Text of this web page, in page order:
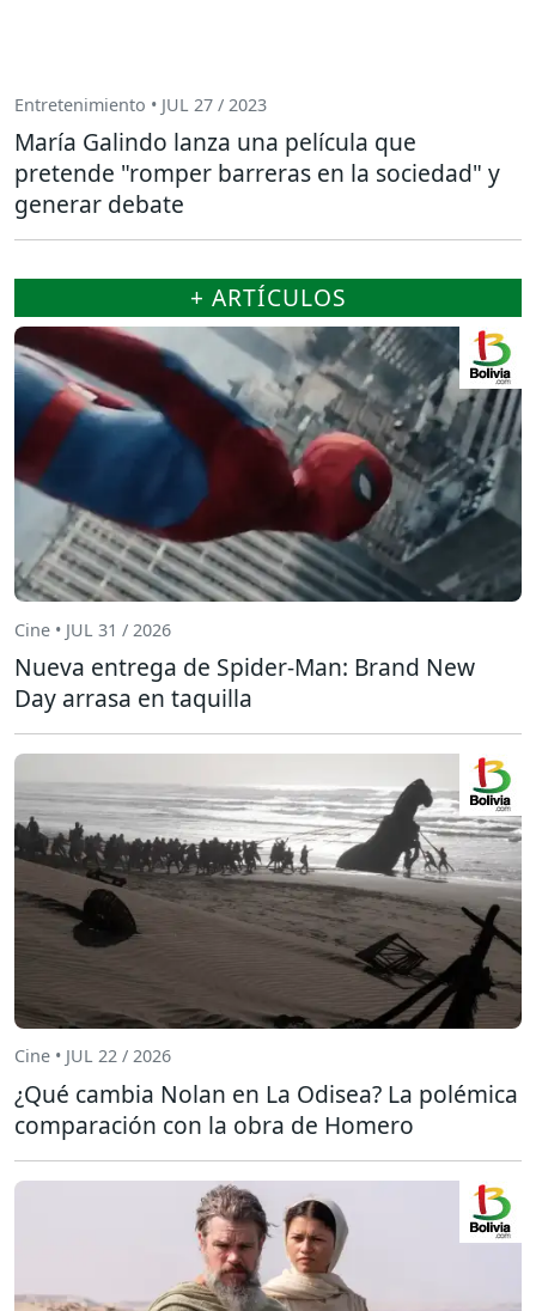
Entretenimiento • JUL 27 / 2023
María Galindo lanza una película que
pretende "romper barreras en la sociedad" y
generar debate
+ ARTÍCULOS
Cine • JUL 31 / 2026
Nueva entrega de Spider-Man: Brand New
Day arrasa en taquilla
Cine • JUL 22 / 2026
¿Qué cambia Nolan en La Odisea? La polémica
comparación con la obra de Homero